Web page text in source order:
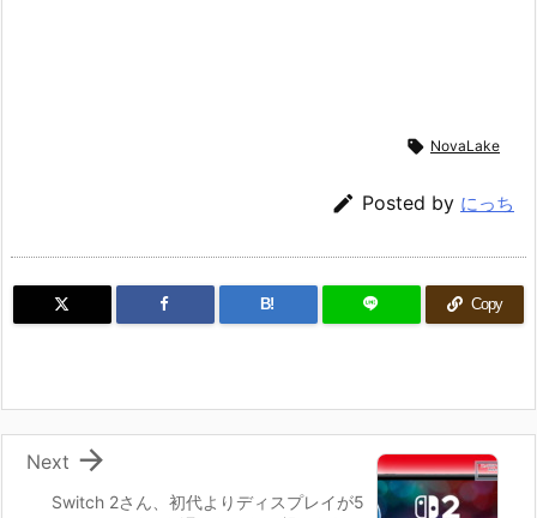
 NovaLake
 Posted by にっち
B! Copy
Switch 2さん、初代よりディスプレイが5

Next